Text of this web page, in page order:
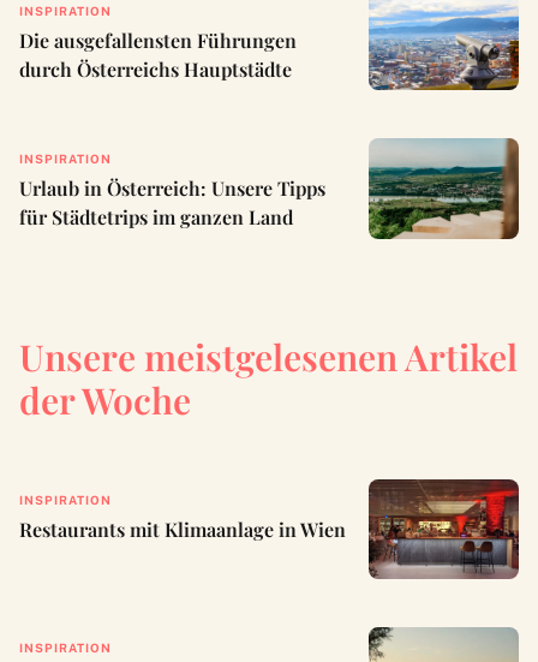
INSPIRATION
Die ausgefallensten Führungen
durch Österreichs Hauptstädte
INSPIRATION
Urlaub in Österreich: Unsere Tipps
für Städtetrips im ganzen Land
Unsere meistgelesenen Artikel
der Woche
INSPIRATION
Restaurants mit Klimaanlage in Wien
INSPIRATION